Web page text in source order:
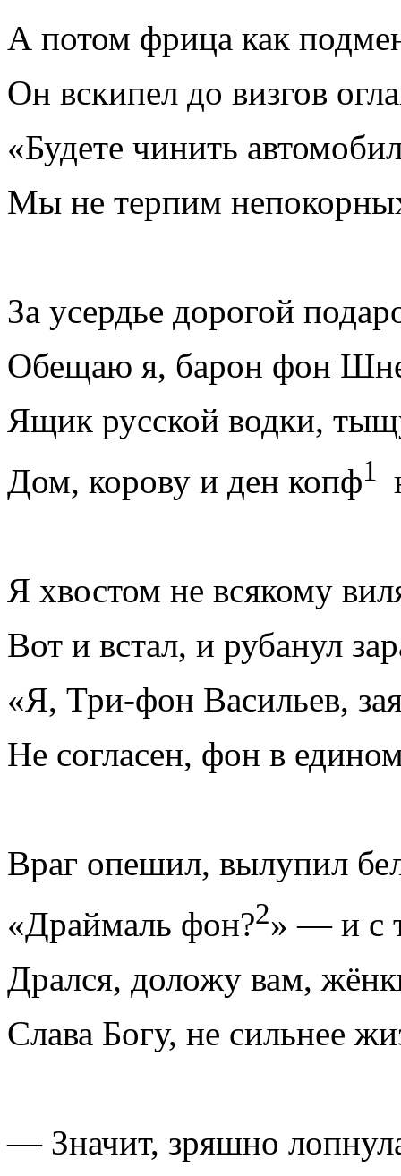
А потом фрица как
Он вскипел до визгов
«Будете чинить
Мы не терпим
За усердье дорогой
Обещаю я, барон фон
Ящик русской водки,
Дом, корову и ден копф1
Я хвостом не всякому
Вот и встал, и рубанул
«Я, Три-фон Васильев,
Не согласен, фон в
Враг опешил, вылупил
«Драймаль фон?2» — и с
Дрался, доложу вам,
Слава Богу, не сильнее
— Значит, зряшно